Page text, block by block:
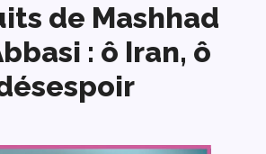
de Mashhad
: ô Iran, ô